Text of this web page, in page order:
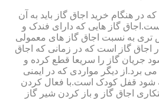
در هنگام خرید اجاق گاز باید به آن
گاز هایی که دارای فندک و
تری به نسبت اجاق گاز های معمولی
اجاق گاز است که در زمانی که اجاق
جریان گاز را سریعا قطع کرده و
برد.از دیگر مواردی که در ایمنی
شود قفل کودک است.با فعال کردن
اجاق گاز و باز کردن شیر گاز